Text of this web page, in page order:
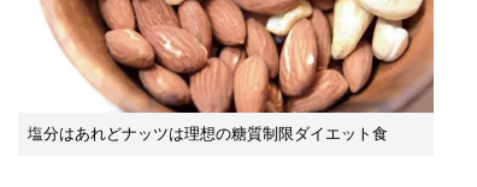
塩分はあれどナッツは理想の糖質制限ダイエット食